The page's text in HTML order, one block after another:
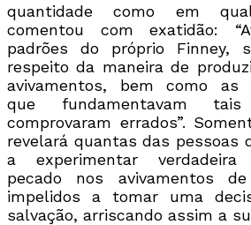
quantidade como em
comentou com exatidão:
padrões do próprio Finney,
respeito da maneira de
avivamentos, bem como as
que fundamentavam
comprovaram errados”.
revelará quantas das pessoas
a experimentar verdadeira
pecado nos avivamentos
impelidos a tomar uma
salvação, arriscando assim a